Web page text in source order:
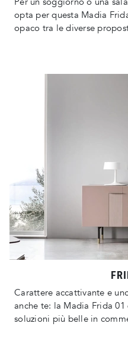
opta per questa Madia
opaco tra le diverse
Carattere accattivante e
anche te: la Madia Frida
soluzioni più belle in